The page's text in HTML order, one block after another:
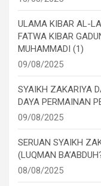
ULAMA KIBAR AL-
FATWA KIBAR
MUHAMMADI (1)
09/08/2025
SYAIKH ZAKARIYA
DAYA PERMAINAN
09/08/2025
SERUAN SYAIKH
(LUQMAN
08/08/2025